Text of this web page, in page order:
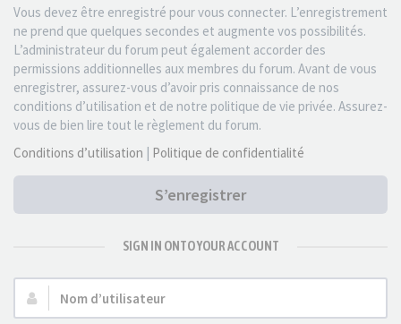
Vous devez être enregistré pour vous connecter. L’enregistrement
ne prend que quelques secondes et augmente vos possibilités.
L’administrateur du forum peut également accorder des
permissions additionnelles aux membres du forum. Avant de vous
enregistrer, assurez-vous d’avoir pris connaissance de nos
conditions d’utilisation et de notre politique de vie privée. Assurez-
vous de bien lire tout le règlement du forum.
Conditions d’utilisation | Politique de confidentialité
S’enregistrer
SIGN IN ONTO YOUR ACCOUNT
Nom
d’utilisateur :